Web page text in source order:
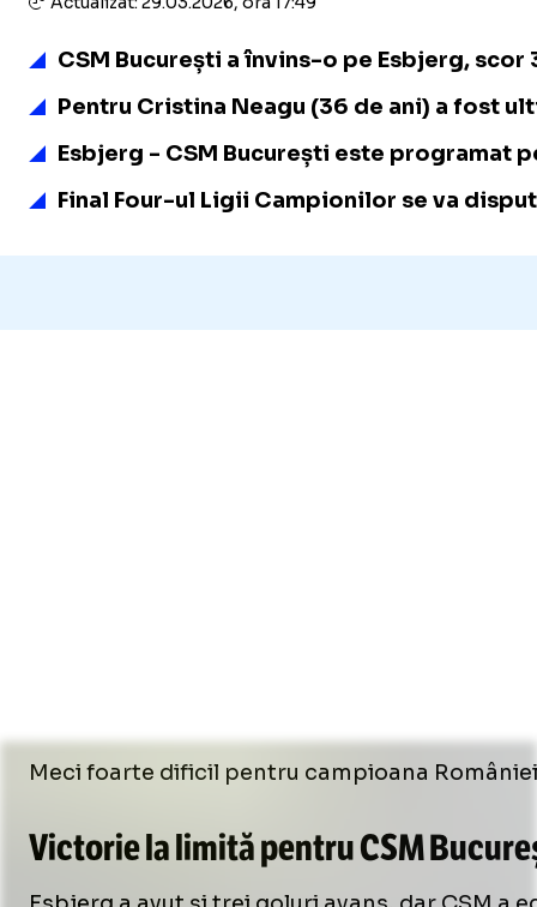
CSM București a învins-o pe Esbjerg,
Pentru Cristina Neagu (36 de ani) a fost
Esbjerg - CSM București este programat
Final Four-ul Ligii Campionilor se va
Meci foarte dificil pentru campioana
Victorie la limită pentru CSM